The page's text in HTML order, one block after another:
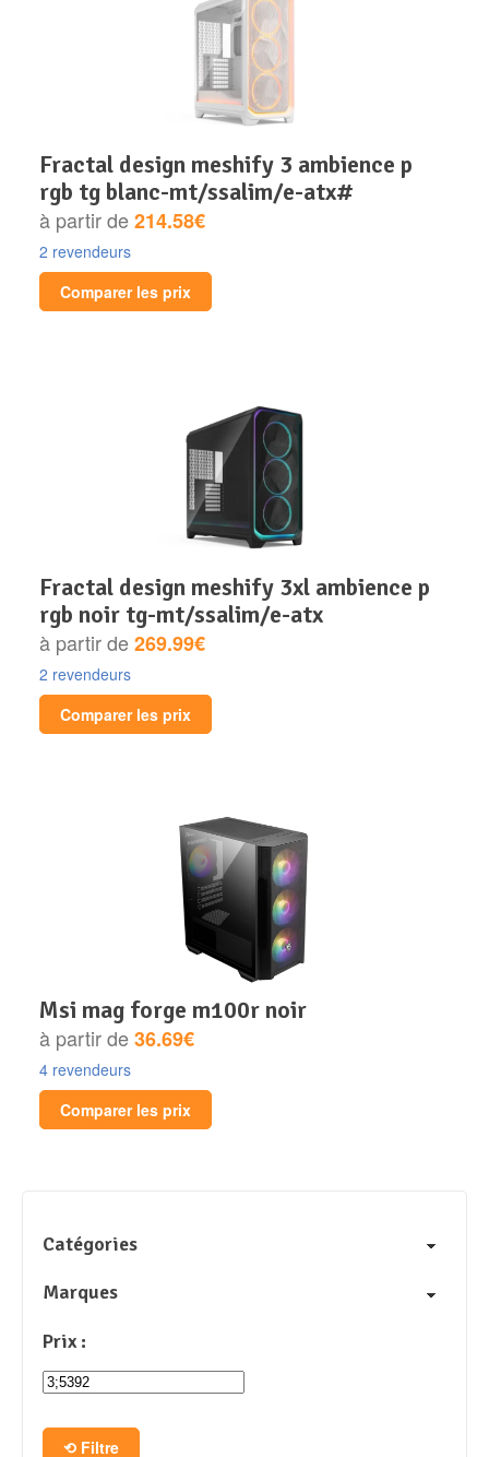
fractal design meshify 3 ambience p
rgb tg blanc-mt/ssalim/e-atx#
à partir de214.58€
2 revendeurs
Comparer les prix
fractal design meshify 3xl ambience p
rgb noir tg-mt/ssalim/e-atx
à partir de269.99€
2 revendeurs
Comparer les prix
msi mag forge m100r noir
à partir de36.69€
4 revendeurs
Comparer les prix
Catégories
Marques
Prix :
Filtre